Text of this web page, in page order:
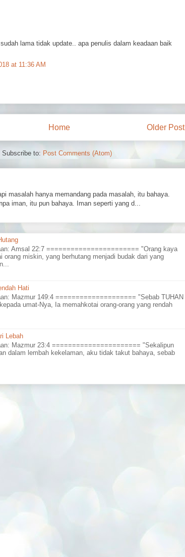
lama tidak update.. apa penulis dalam keadaan baik
at 11:36 AM
Older Post
Home
Subscribe to: Post Comments (Atom)
masalah hanya memandang pada masalah, itu bahaya.
iman, itu pun bahaya. Iman seperti yang d...
Amsal 22:7 ======================= "Orang kaya
orang miskin, yang berhutang menjadi budak dari yang
Hati
Mazmur 149:4 ==================== "Sebab TUHAN
umat-Nya, Ia memahkotai orang-orang yang rendah
Lebah
Mazmur 23:4 ====================== "Sekalipun
dalam lembah kekelaman, aku tidak takut bahaya, sebab